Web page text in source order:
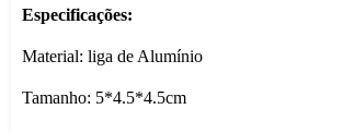
Especificações:
Material: liga de Alumínio
Tamanho: 5*4.5*4.5cm